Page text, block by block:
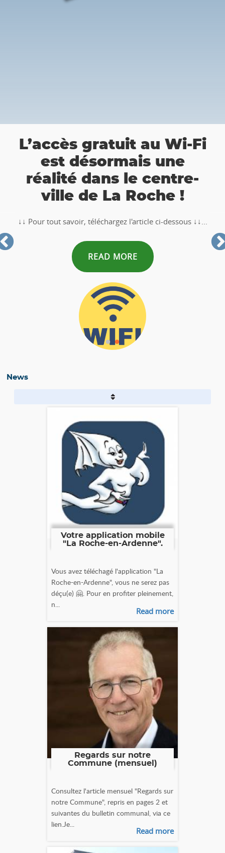
↓↓...
👉 Balade Totemus à La
Roche : Partez à la
chasse au trésor 🚶‍♀🚶‍♂
🥾🚶‍♂️‍➡️ ‼ Partez à la chasse au trésor avec la balade
Ardenne !!Téléchargez l�...
READ MORE
News
Votre application mobile
"La Roche-en-Ardenne".
Vous avez téléchagé l'application "La
Roche-en-Ardenne", vous ne serez pas
déçu(e) 🤗. Pour en profiter pleinement,
n...
Read more
Regards sur notre
Commune (mensuel)
Consultez l'article mensuel "Regards sur
notre Commune", repris en pages 2 et
suivantes du bulletin communal, via ce
lien.Je...
Read more